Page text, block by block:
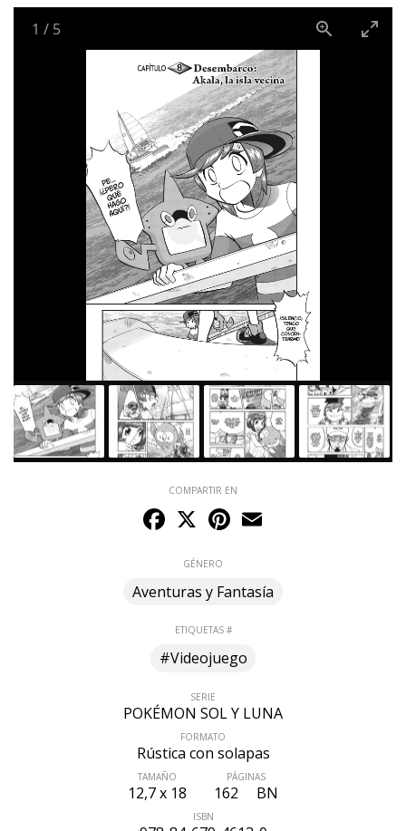
1 / 5
COMPARTIR EN
Facebook
X Pinterest
GÉNERO
Aventuras y Fantasía
ETIQUETAS #
#Videojuego
SERIE
POKÉMON SOL Y LUNA
FORMATO
Rústica con solapas
TAMAÑO
12,7 x 18
PÁGINAS
162 BN
ISBN